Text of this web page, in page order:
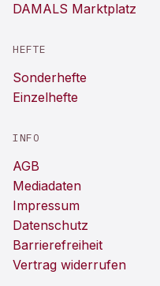
DAMALS Marktplatz
HEFTE
Sonderhefte
Einzelhefte
INFO
AGB
Mediadaten
Impressum
Datenschutz
Barrierefreiheit
Vertrag widerrufen